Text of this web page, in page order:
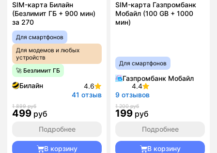
SIM-карта Билайн
(Безлимит ГБ + 900 мин)
за 270
Для смартфонов
Для модемов и любых
устройств
🚀 Безлимит ГБ
Билайн
4.6
41 отзыв
1 899 руб
499 руб
Подробнее
В корзину
SIM-карта Газпромбанк
Мобайл (100 GB + 1000
мин)
Для смартфонов
Газпромбанк Мобайл
4.4
9 отзывов
1 200 руб
199 руб
Подробнее
В корзину